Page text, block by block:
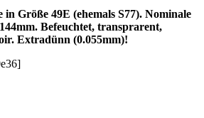
Größe 49E (ehemals S77). Nominale
Befeuchtet, transprarent,
Extradünn (0.055mm)!